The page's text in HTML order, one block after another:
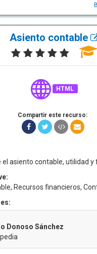
Asiento contable
HTML
Compartir este recurso:
el asiento contable, utilidad
Recursos financieros,
Donoso Sánchez